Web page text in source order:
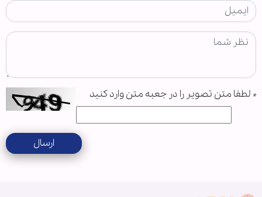
* لطفا متن تصویر را در جعبه متن وارد کنید
ارسال